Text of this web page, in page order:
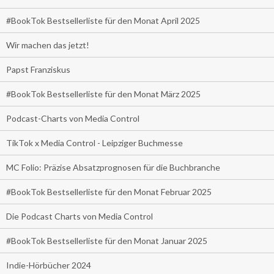
#BookTok Bestsellerliste für den Monat April 2025
Wir machen das jetzt!
Papst Franziskus
#BookTok Bestsellerliste für den Monat März 2025
Podcast-Charts von Media Control
TikTok x Media Control - Leipziger Buchmesse
MC Folio: Präzise Absatzprognosen für die Buchbranche
#BookTok Bestsellerliste für den Monat Februar 2025
Die Podcast Charts von Media Control
#BookTok Bestsellerliste für den Monat Januar 2025
Indie-Hörbücher 2024